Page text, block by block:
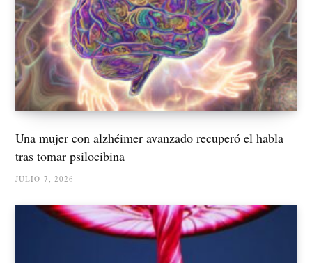
Una mujer con alzhéimer avanzado recuperó el habla
tras tomar psilocibina
JULIO 7, 2026